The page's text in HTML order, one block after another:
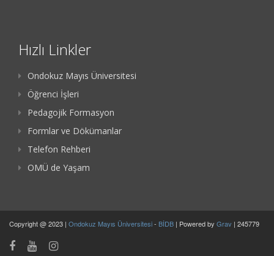
Hızlı Linkler
Ondokuz Mayıs Üniversitesi
Öğrenci İşleri
Pedagojik Formasyon
Formlar ve Dökümanlar
Telefon Rehberi
OMÜ de Yaşam
Copyright @ 2023 | Ondokuz Mayıs Üniversitesi- BİDB | Powered by Grav | 245779